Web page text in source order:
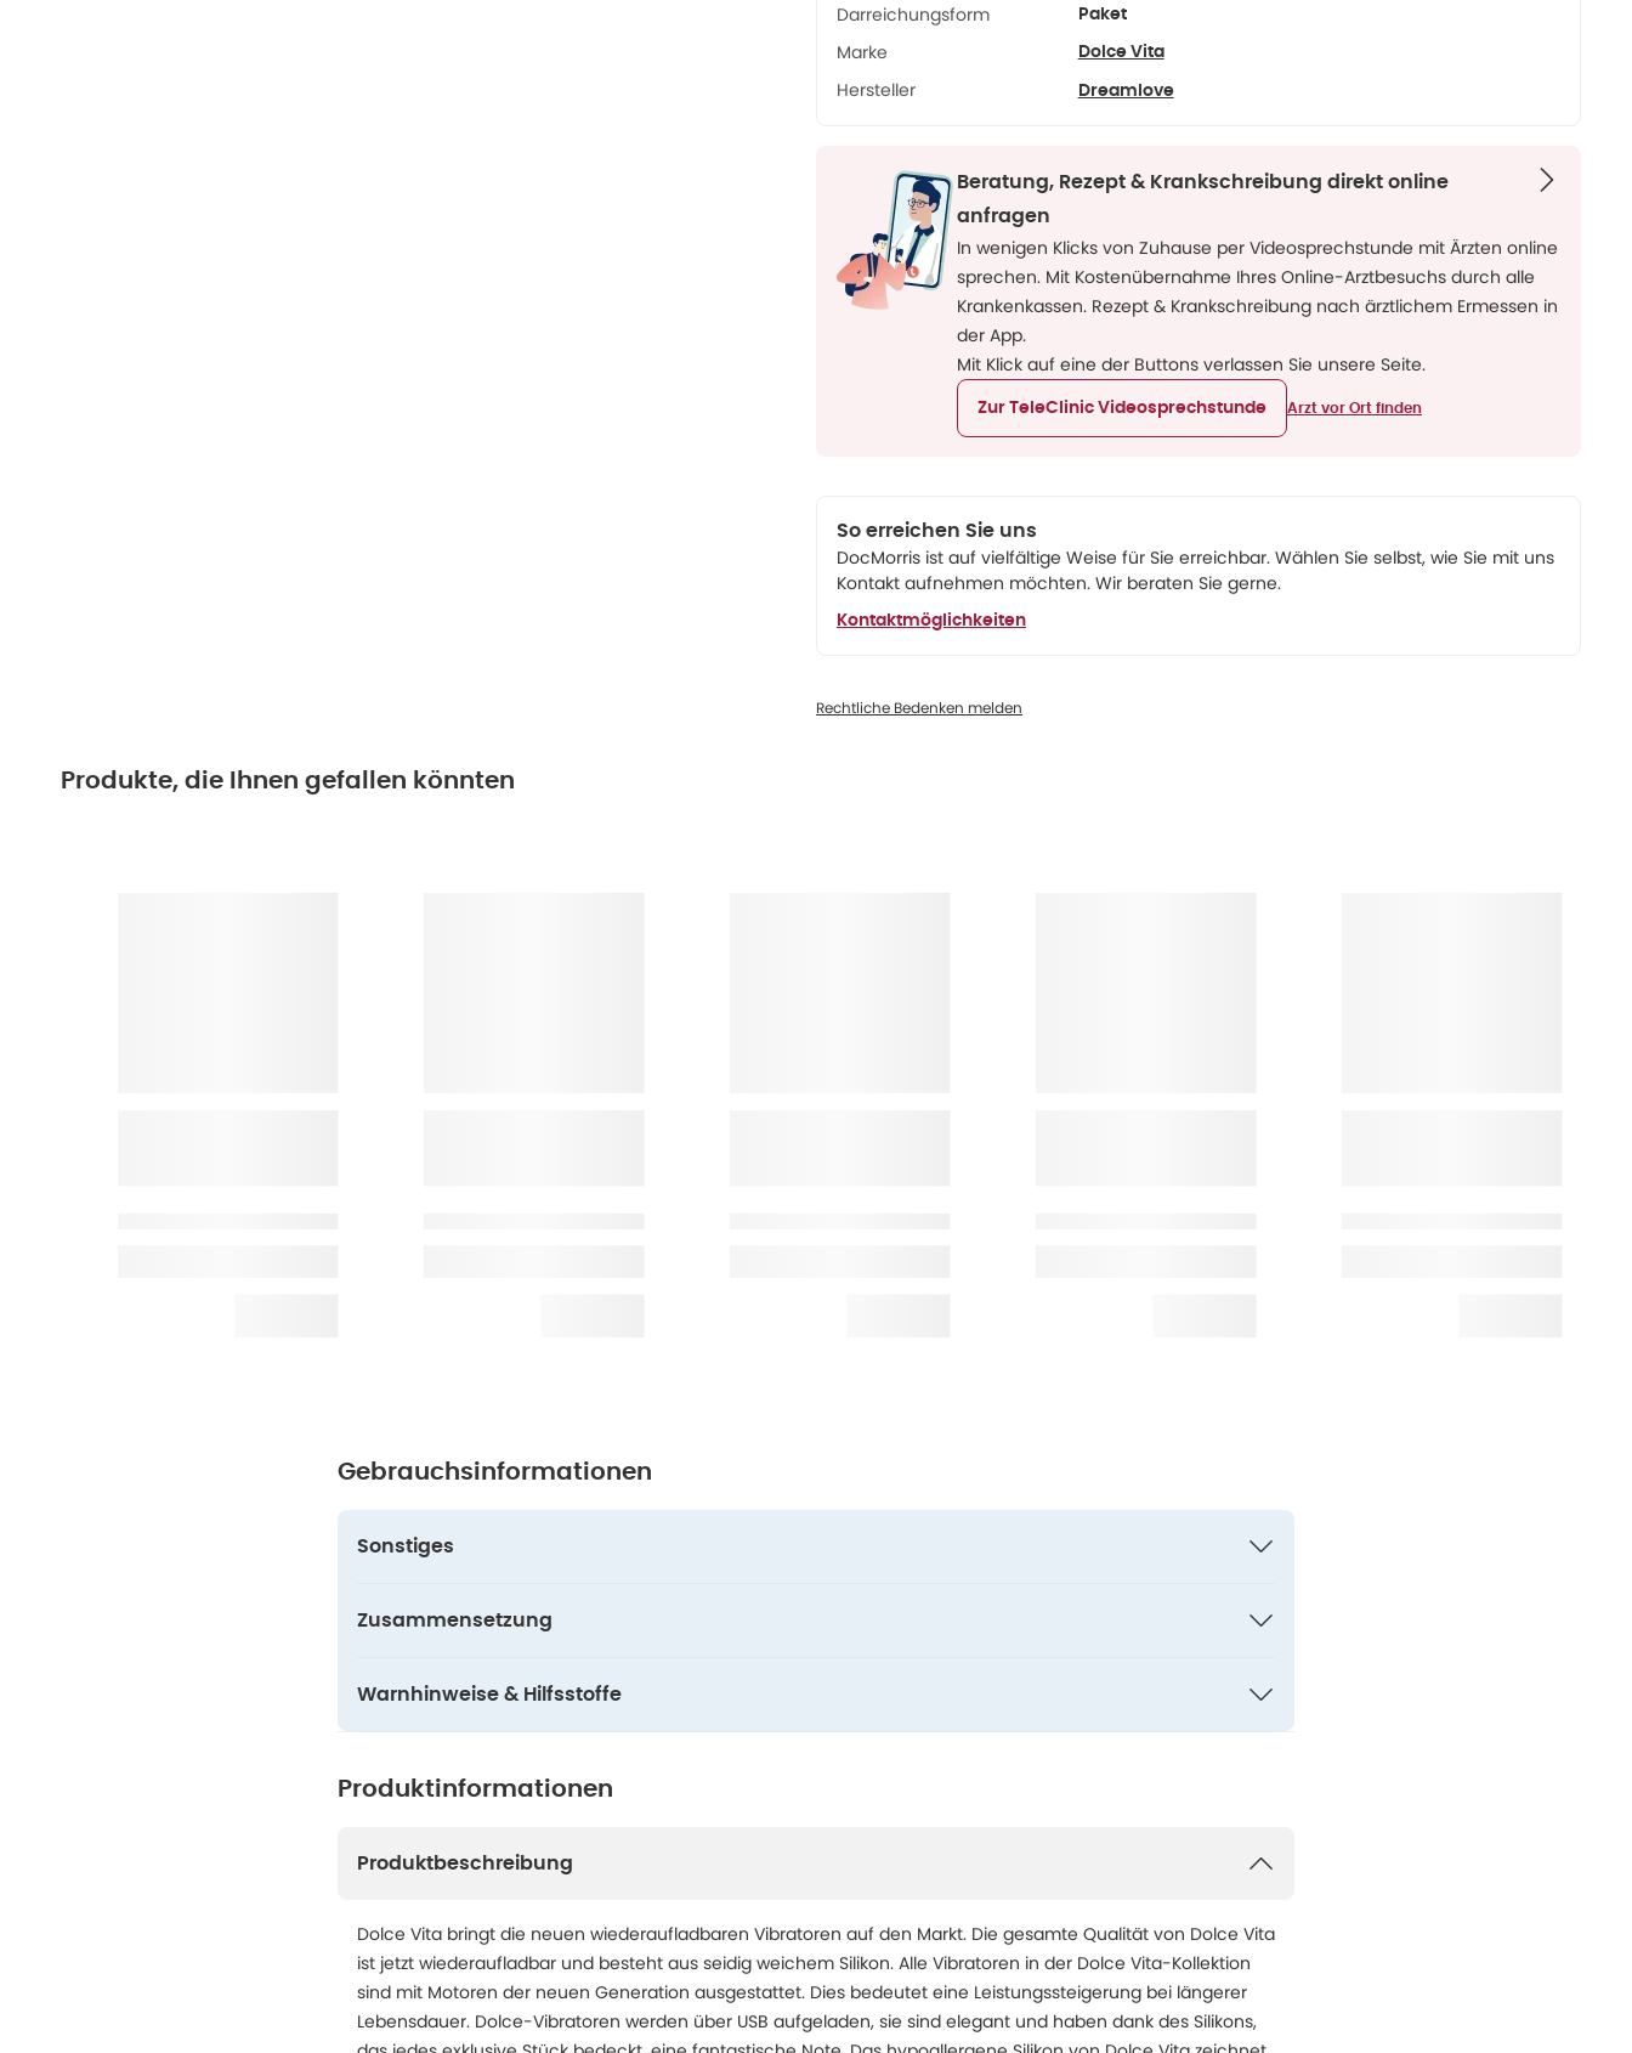
Darreichungsform Paket
Marke Dolce Vita
Hersteller Dreamlove
Beratung, Rezept & Krankschreibung direkt online
anfragen
In wenigen Klicks von Zuhause per Videosprechstunde mit Ärzten online
sprechen. Mit Kostenübernahme Ihres Online-Arztbesuchs durch alle
Krankenkassen. Rezept & Krankschreibung nach ärztlichem Ermessen in
der App.
Mit Klick auf eine der Buttons verlassen Sie unsere Seite.
Zur TeleClinic Videosprechstunde Arzt vor Ort finden
So erreichen Sie uns
DocMorris ist auf vielfältige Weise für Sie erreichbar. Wählen Sie selbst, wie Sie mit uns
Kontakt aufnehmen möchten. Wir beraten Sie gerne.
Kontaktmöglichkeiten
Rechtliche Bedenken melden
Produkte, die Ihnen gefallen könnten
Gebrauchsinformationen
Sonstiges
Zusammensetzung
Warnhinweise & Hilfsstoffe
Produktinformationen
Produktbeschreibung
Dolce Vita bringt die neuen wiederaufladbaren Vibratoren auf den Markt. Die gesamte Qualität von Dolce Vita
ist jetzt wiederaufladbar und besteht aus seidig weichem Silikon. Alle Vibratoren in der Dolce Vita-Kollektion
sind mit Motoren der neuen Generation ausgestattet. Dies bedeutet eine Leistungssteigerung bei längerer
Lebensdauer. Dolce-Vibratoren werden über USB aufgeladen, sie sind elegant und haben dank des Silikons,